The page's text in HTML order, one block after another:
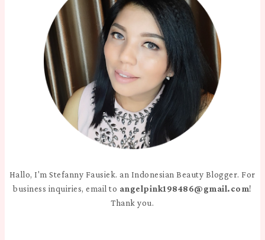
Hallo, I'm Stefanny Fausiek. an Indonesian Beauty Blogger. For
business inquiries, email to angelpink198486@gmail.com!
Thank you.